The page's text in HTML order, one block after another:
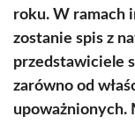
roku. W ramach
zostanie spis z
przedstawiciele
zarówno od
upoważnionych.